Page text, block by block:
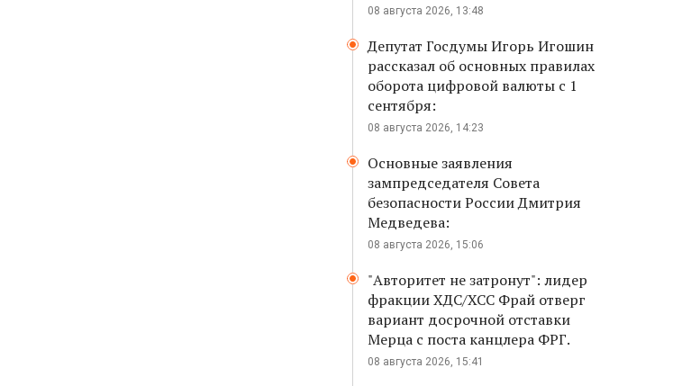
08 августа 2026, 13:48
Депутат Госдумы Игорь Игошин
рассказал об основных правилах
оборота цифровой валюты с 1
сентября:
08 августа 2026, 14:23
Основные заявления
зампредседателя Совета
безопасности России Дмитрия
Медведева:
08 августа 2026, 15:06
"Авторитет не затронут": лидер
фракции ХДС/ХСС Фрай отверг
вариант досрочной отставки
Мерца с поста канцлера ФРГ.
08 августа 2026, 15:41